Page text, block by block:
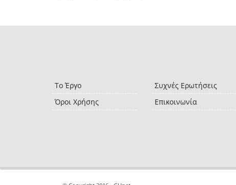
Το Έργο
Όροι Χρήσης
Συχνές Ερωτήσεις
Επικοινωνία